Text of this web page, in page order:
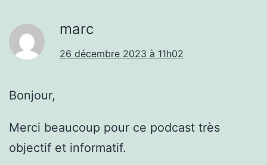
marc
26 décembre 2023 à 11h02
Bonjour,
Merci beaucoup pour ce podcast très
objectif et informatif.